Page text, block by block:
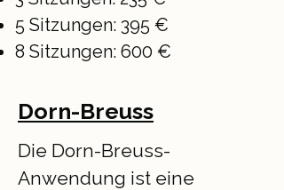
5 Sitzungen: 395 €
8 Sitzungen: 600 €
Dorn-Breuss
Die Dorn-Breuss-
Anwendung ist eine